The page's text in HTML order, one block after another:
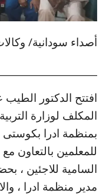
أصداء سودانية/
افتتح الدكتور
المكلف لوزارة
بمنظمة ادرا بكوستى
للمعلمين بالتعاون
السامية للاجئين ،
مدير منظمة ادرا ،